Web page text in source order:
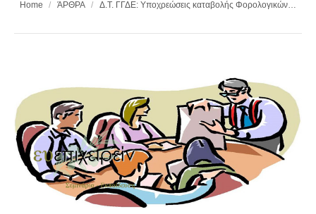
You are here:
Home ΆΡΘΡΑ Δ.Τ. ΓΓΔΕ: Υποχρεώσεις καταβολής Φορολογικών…